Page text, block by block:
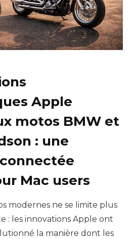
Apple
motos BMW et
: une
Mac users
modernes ne se limite plus
: les innovations Apple ont
la manière dont les